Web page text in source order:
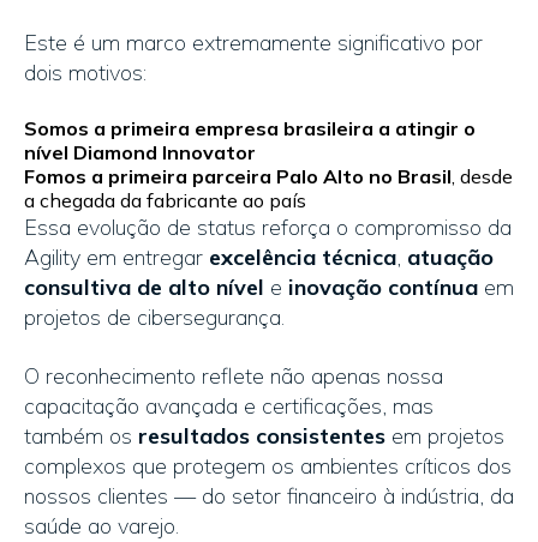
Este é um marco extremamente significativo por
dois motivos:
Somos a primeira empresa brasileira a atingir o
nível Diamond Innovator
Fomos a primeira parceira Palo Alto no Brasil, desde
a chegada da fabricante ao país
Essa evolução de status reforça o compromisso da
Agility em entregar excelência técnica, atuação
consultiva de alto nível e inovação contínua em
projetos de cibersegurança.
O reconhecimento reflete não apenas nossa
capacitação avançada e certificações, mas
também os resultados consistentes em projetos
complexos que protegem os ambientes críticos dos
nossos clientes — do setor financeiro à indústria, da
saúde ao varejo.